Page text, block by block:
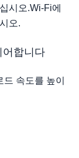
시오.Wi-Fi에
오.
어합니다
속도를 높이